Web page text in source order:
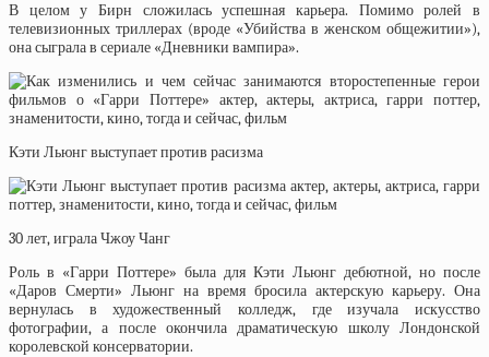
В целом у Бирн сложилась успешная карьера. Помимо ролей в
телевизионных триллерах (вроде «Убийства в женском общежитии»),
она сыграла в сериале «Дневники вампира».
Кэти Льюнг выступает против расизма
30 лет, играла Чжоу Чанг
Роль в «Гарри Поттере» была для Кэти Льюнг дебютной, но после
«Даров Смерти» Льюнг на время бросила актерскую карьеру. Она
вернулась в художественный колледж, где изучала искусство
фотографии, а после окончила драматическую школу Лондонской
королевской консерватории.